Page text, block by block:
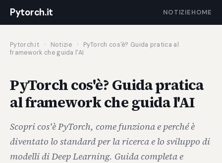
Pytorch.it NOTIZIEHOME
Pytorch.it › Notizie ›
PyTorch cos'è? Guida pratica al
framework che guida l'AI
PyTorch cos'è? Guida pratica
al framework che guida l'AI
Scopri cos'è PyTorch, come funziona e perché è
diventato lo standard per la ricerca e lo sviluppo di
modelli di Deep Learning. Guida completa e